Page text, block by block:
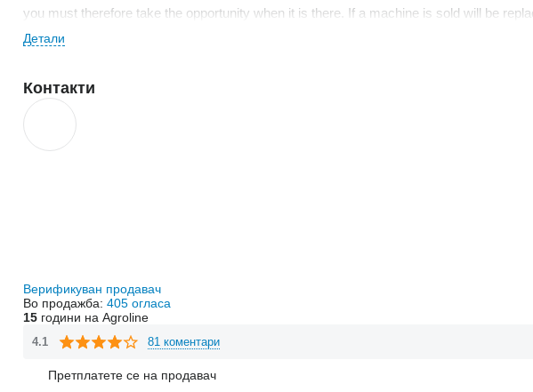
you must therefore take the opportunity when it is there. If a machine is sold will be
Детали
Контакти
Верификуван продавач
Во продажба: 405 огласа
15години на Agroline
4.1 81 коментари
Претплатете се на продавач